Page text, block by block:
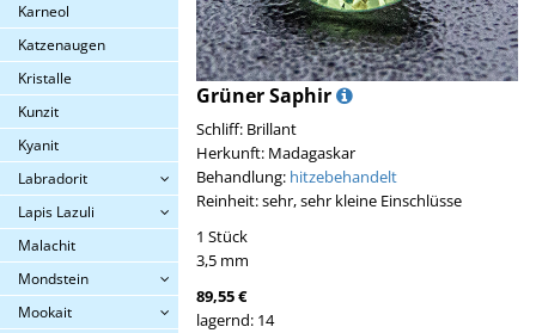
Karneol
Katzenaugen
Kristalle
Kunzit
Kyanit
Labradorit
Lapis Lazuli
Malachit
Mondstein
Mookait
Grüner Saphir
Schliff: Brillant
Herkunft: Madagaskar
Behandlung: hitzebehandelt
Reinheit: sehr, sehr kleine Einschlüsse
1 Stück
3,5 mm
89,55 €
lagernd: 14